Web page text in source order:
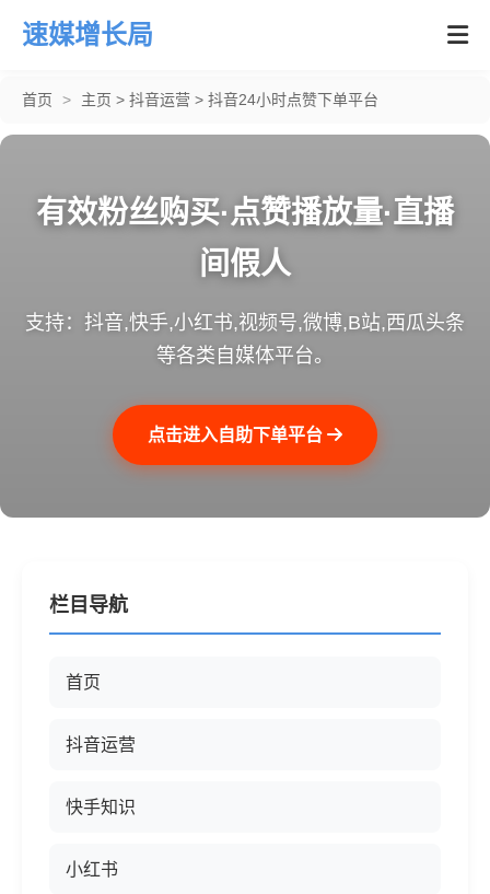
速媒增长局
首页 > 主页 > 抖音运营 > 抖音24小时点赞下单平台
有效粉丝购买·点赞播放量·直播
间假人
支持：抖音,快手,小红书,视频号,微博,B站,西瓜头条
等各类自媒体平台。
点击进入自助下单平台
栏目导航
首页
抖音运营
快手知识
小红书